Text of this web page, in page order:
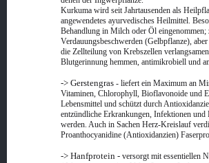
Kurkuma wird seit Jahrtausenden als
angewendetes ayurvedisches Heilmittel.
Behandlung in Milch oder Öl eingenommen;
Verdauungsbeschwerden (Gelbpflanze),
die Zellteilung von Krebszellen
Blutgerinnung hemmen, antimikrobiell und
-> Gerstengras - liefert ein Maximum an
Vitaminen, Chlorophyll, Bioflavonoide und
Lebensmittel und schützt durch
entzündliche Erkrankungen, Infektionen
werden. Auch in Sachen Herz-Kreislauf
Proanthocyanidine (Antioxidanzien)
-> Hanfprotein - versorgt mit essentiellen